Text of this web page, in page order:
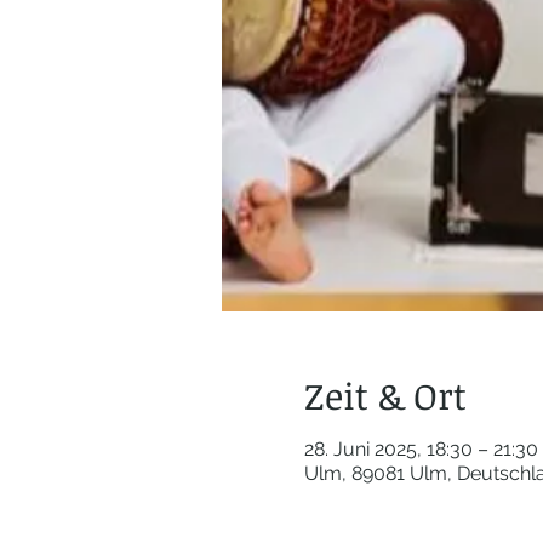
Zeit & Ort
28. Juni 2025, 18:30 – 21:30
Ulm, 89081 Ulm,